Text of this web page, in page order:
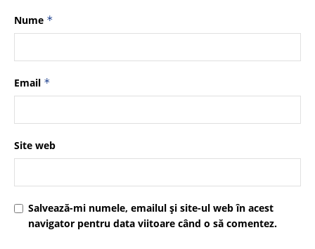
Nume *
Email *
Site web
Salvează-mi numele, emailul și site-ul web în acest
navigator pentru data viitoare când o să comentez.